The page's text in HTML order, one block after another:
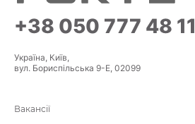
+38 050 777 48 11
Україна, Київ,
вул. Бориспільська 9-Е, 02099
Вакансії